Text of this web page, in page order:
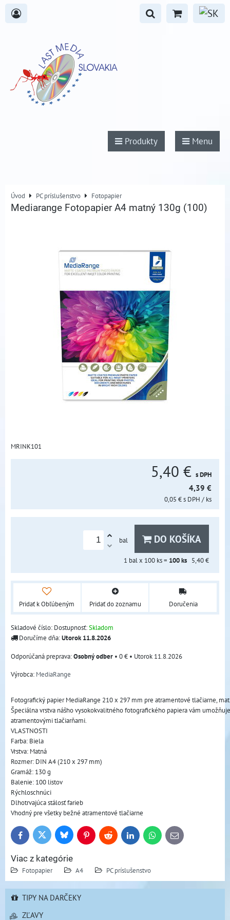
Produkty Menu
Úvod PC príslušenstvo Fotopapier
Mediarange Fotopapier A4 matný 130g (100)
MRINK101
5,40 € s DPH
4,39 €
0,05 €s DPH / ks
bal DO KOŠÍKA
1 bal x 100 ks = 100ks 5,40 €
Pridať k Obľúbeným Pridať do zoznamu Doručenia
Skladové číslo: Dostupnosť:Skladom
Doručíme dňa:Utorok11.8.2026
Osobný odber • 0 € • Utorok 11.8.2026
Výrobca: MediaRange
Fotografický papier MediaRange 210 x 297 mm pre atramentové tlačiarne,
Špeciálna vrstva nášho vysokokvalitného fotografického papiera vám
atramentovými tlačiarňami.
VLASTNOSTI
Farba: Biela
Vrstva: Matná
Rozmer: DIN A4 (210 x 297 mm)
Gramáž: 130 g
Balenie: 100 listov
Rýchloschnúci
Dlhotrvajúca stálosť farieb
Vhodný pre všetky bežné atramentové tlačiarne
FacebookTwitter BlueskyPinterestReddit LinkedInWhatsApp
E-
mail
Viac z kategórie
Fotopapier A4 PC príslušenstvo
TIPY NA DARČEKY
ZĽAVY